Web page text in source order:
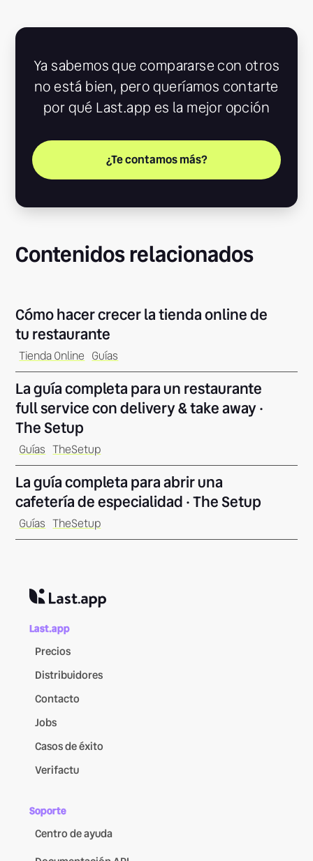
Ya sabemos que compararse con otros
no está bien, pero queríamos contarte
por qué Last.app es la mejor opción
¿Te contamos más?
Contenidos relacionados
Cómo hacer crecer la tienda online de
tu restaurante
Tienda Online Guías
La guía completa para un restaurante
full service con delivery & take away ·
The Setup
Guías TheSetup
La guía completa para abrir una
cafetería de especialidad · The Setup
Guías TheSetup
Last.app
Precios
Distribuidores
Contacto
Jobs
Casos de éxito
Verifactu
Soporte
Centro de ayuda